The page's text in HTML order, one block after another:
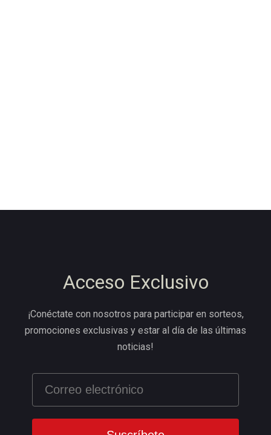
Acceso Exclusivo
¡Conéctate con nosotros para participar en sorteos,
promociones exclusivas y estar al día de las últimas
noticias!